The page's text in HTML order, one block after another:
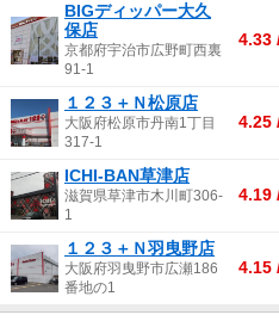
BIGディッパー大久
保店
京都府宇治市広野町西裏
91-1
4.33
１２３＋Ｎ松原店
大阪府松原市丹南1丁目
317-1
4.25
ICHI-BAN草津店
滋賀県草津市木川町306-
1
4.19
１２３＋Ｎ羽曳野店
大阪府羽曳野市広瀬186
番地の1
4.15